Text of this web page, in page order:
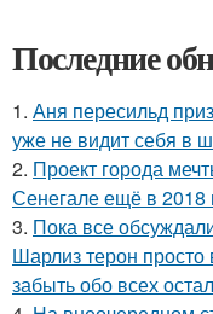
Последние
1. Аня пересильд
уже не видит себя в
2. Проект города
Сенегале ещё в 2018
3. Пока все
Шарлиз терон
забыть обо всех